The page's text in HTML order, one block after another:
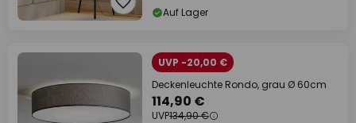
Auf Lager
UVP -20,00 €
Deckenleuchte Rondo, grau Ø 60cm
114,90 €
UVP134,90 €